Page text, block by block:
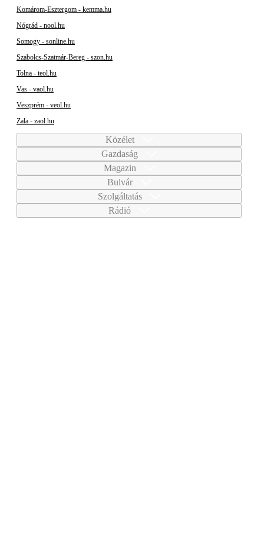
Komárom-Esztergom - kemma.hu
Nógrád - nool.hu
Somogy - sonline.hu
Szabolcs-Szatmár-Bereg - szon.hu
Tolna - teol.hu
Vas - vaol.hu
Veszprém - veol.hu
Zala - zaol.hu
Közélet
Gazdaság
Magazin
Bulvár
Szolgáltatás
Rádió